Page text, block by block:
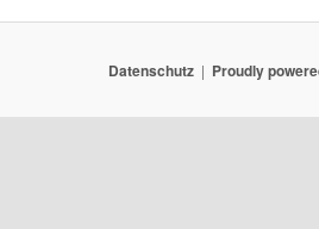
Datenschutz Proudly